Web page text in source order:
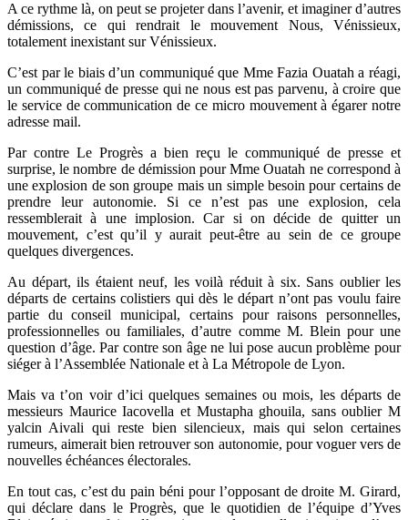
A ce rythme là, on peut se projeter dans l’avenir, et imaginer d’autres
démissions, ce qui rendrait le mouvement Nous, Vénissieux,
totalement inexistant sur Vénissieux.
C’est par le biais d’un communiqué que Mme Fazia Ouatah a réagi,
un communiqué de presse qui ne nous est pas parvenu, à croire que
le service de communication de ce micro mouvement à égarer notre
adresse mail.
Par contre Le Progrès a bien reçu le communiqué de presse et
surprise, le nombre de démission pour Mme Ouatah ne correspond à
une explosion de son groupe mais un simple besoin pour certains de
prendre leur autonomie. Si ce n’est pas une explosion, cela
ressemblerait à une implosion. Car si on décide de quitter un
mouvement, c’est qu’il y aurait peut-être au sein de ce groupe
quelques divergences.
Au départ, ils étaient neuf, les voilà réduit à six. Sans oublier les
départs de certains colistiers qui dès le départ n’ont pas voulu faire
partie du conseil municipal, certains pour raisons personnelles,
professionnelles ou familiales, d’autre comme M. Blein pour une
question d’âge. Par contre son âge ne lui pose aucun problème pour
siéger à l’Assemblée Nationale et à La Métropole de Lyon.
Mais va t’on voir d’ici quelques semaines ou mois, les départs de
messieurs Maurice Iacovella et Mustapha ghouila, sans oublier M
yalcin Aivali qui reste bien silencieux, mais qui selon certaines
rumeurs, aimerait bien retrouver son autonomie, pour voguer vers de
nouvelles échéances électorales.
En tout cas, c’est du pain béni pour l’opposant de droite M. Girard,
qui déclare dans le Progrès, que le quotidien de l’équipe d’Yves